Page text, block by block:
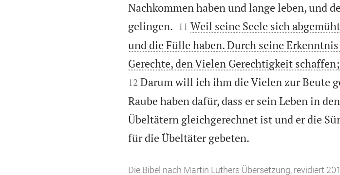
Nachkommen haben und lange leben, und
gelingen.
11 Weil seine Seele sich
und die Fülle haben. Durch seine
Gerechte, den Vielen Gerechtigkeit
12 Darum will ich ihm die Vielen zur Beute
Raube haben dafür, dass er sein Leben in
Übeltätern gleichgerechnet ist und er die
für die Übeltäter gebeten.
Die Bibel nach Martin Luthers Übersetzung, revidiert